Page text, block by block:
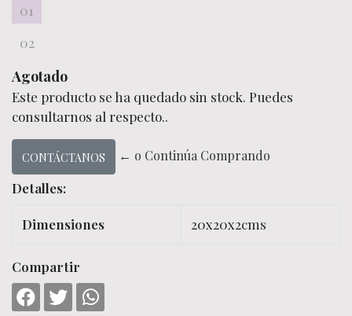
01
02
Agotado
Este producto se ha quedado sin stock. Puedes
consultarnos al respecto..
CONTÁCTANOS ← o Continúa Comprando
Detalles:
Dimensiones 20x20x2cms
Compartir